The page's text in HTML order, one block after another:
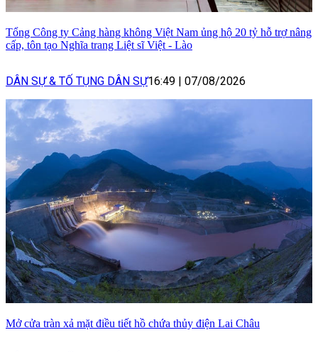
Tổng Công ty Cảng hàng không Việt Nam ủng hộ 20 tỷ hỗ trợ nâng
cấp, tôn tạo Nghĩa trang Liệt sĩ Việt - Lào
DÂN SỰ & TỐ TỤNG DÂN SỰ16:49 07/08/2026
Mở cửa tràn xả mặt điều tiết hồ chứa thủy điện Lai Châu